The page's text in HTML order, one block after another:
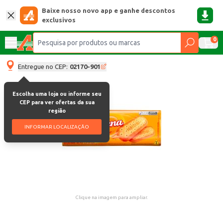
Baixe nosso novo app e ganhe descontos
exclusivos
0
Entregue no CEP: 02170-901
Escolha uma loja ou informe seu
CEP para ver ofertas da sua
região
INFORMAR LOCALIZAÇÃO
Clique na imagem para ampliar.